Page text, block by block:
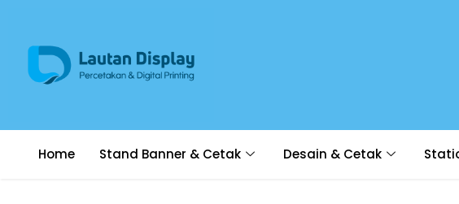
Home Stand Banner & Cetak Desain & Cetak